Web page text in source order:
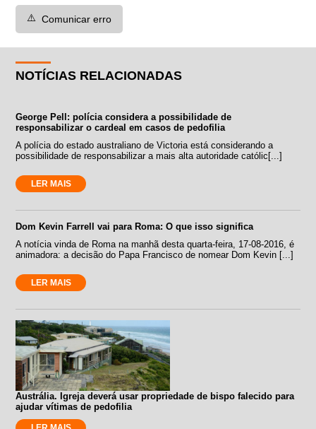
⚠️ Comunicar erro
NOTÍCIAS RELACIONADAS
George Pell: polícia considera a possibilidade de
responsabilizar o cardeal em casos de pedofilia
A polícia do estado australiano de Victoria está considerando a
possibilidade de responsabilizar a mais alta autoridade católic[...]
LER MAIS
Dom Kevin Farrell vai para Roma: O que isso significa
A notícia vinda de Roma na manhã desta quarta-feira, 17-08-2016, é
animadora: a decisão do Papa Francisco de nomear Dom Kevin [...]
LER MAIS
Austrália. Igreja deverá usar propriedade de bispo falecido para
ajudar vítimas de pedofilia